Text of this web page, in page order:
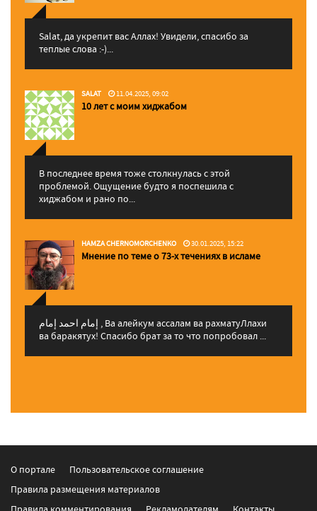
Salat, да укрепит вас Аллаx! Увидели, спасибо за
теплые слова :-)...
SALAT 11.04.2025, 09:02
10 лет с моим хиджабом
В последнее время тоже столкнулась с этой
проблемой. Ощущение будто я поспешила с
хиджабом и рано по...
HAMZA CHERNOMORCHENKO 30.01.2025, 15:22
Мнение по теме о 73-х течениях в исламе
إمام احمد إمام , Ва алейкум ассалам ва рахматуЛлахи
ва баракятух! Спасибо брат за то что попробовал ...
О портале
Пользовательское соглашение
Правила размещения материалов